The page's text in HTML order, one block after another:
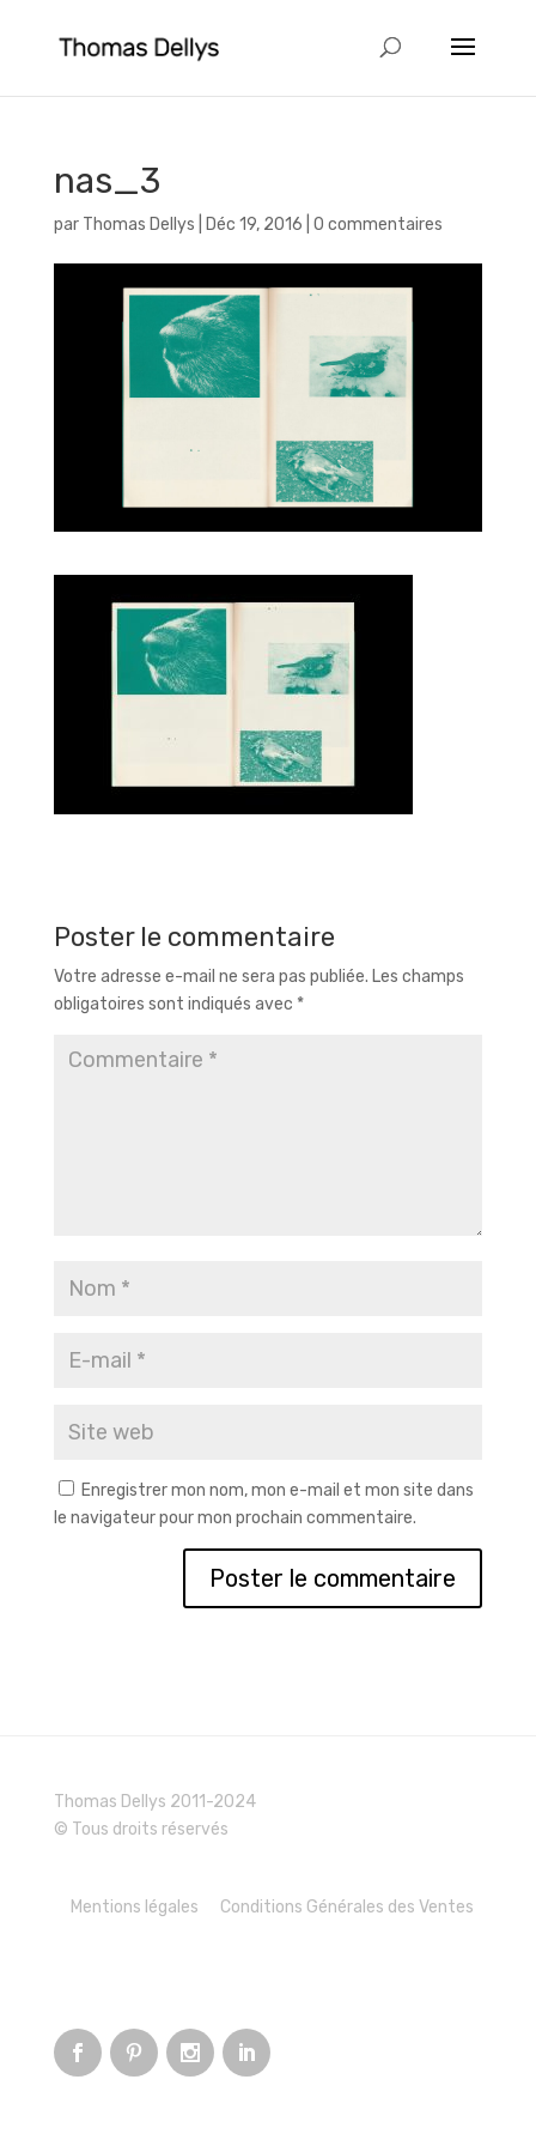
nas_3
par Thomas Dellys Déc 19, 2016 0 commentaires
Poster le commentaire
Votre adresse e-mail ne sera pas publiée. Les champs
obligatoires sont indiqués avec *
Enregistrer mon nom, mon e-mail et mon site dans
le navigateur pour mon prochain commentaire.
Thomas Dellys 2011-2024
© Tous droits réservés
Mentions légales Conditions Générales des Ventes